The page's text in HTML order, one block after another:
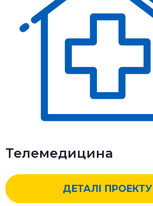
Телемедицина
ДЕТАЛІ ПРОЕКТУ